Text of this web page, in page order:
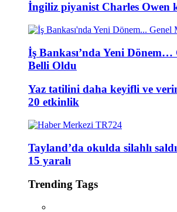
İngiliz piyanist Charles Owen
İş Bankası’nda Yeni
Belli Oldu
Yaz tatilini daha keyifli ve
20 etkinlik
Tayland’da okulda silahlı
15 yaralı
Trending Tags